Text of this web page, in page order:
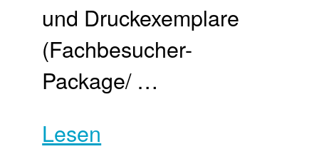
und Druckexemplare
(Fachbesucher-
Package/ …
Lesen